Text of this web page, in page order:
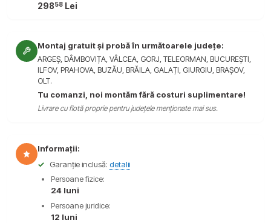
29858 Lei
Montaj gratuit și probă în următoarele județe:
ARGEȘ, DÂMBOVIȚA, VÂLCEA, GORJ, TELEORMAN, BUCUREȘTI,
ILFOV, PRAHOVA, BUZĂU, BRĂILA, GALAȚI, GIURGIU, BRAȘOV,
OLT.
Tu comanzi, noi montăm fără costuri suplimentare!
Livrare cu flotă proprie pentru județele menționate mai sus.
Informații:
✓
Garanție inclusă: detalii
Persoane fizice:
24 luni
Persoane juridice:
12 luni